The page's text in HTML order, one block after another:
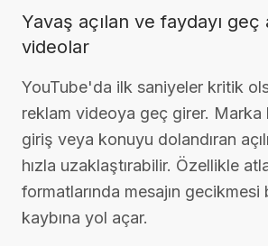
Yavaş açılan ve faydayı geç
videolar
YouTube'da ilk saniyeler kritik
reklam videoya geç girer. Marka
giriş veya konuyu dolandıran
hızla uzaklaştırabilir. Özellikle
formatlarında mesajın
kaybına yol açar.